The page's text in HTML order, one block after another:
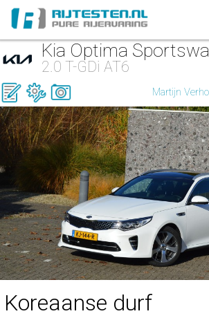
Kia Optima
2.0 T-GDi AT6
Martijn
Koreaanse durf